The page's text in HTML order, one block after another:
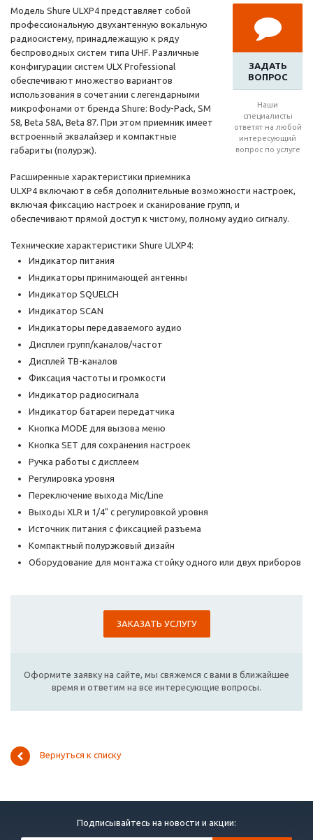
ЗАДАТЬ
ВОПРОС
Наши
специалисты
ответят на любой
интересующий
вопрос по услуге
Модель Shure ULXP4 представляет собой
профессиональную двухантенную вокальную
радиосистему, принадлежащую к ряду
беспроводных систем типа UHF. Различные
конфигурации систем ULX Professional
обеспечивают множество вариантов
использования в сочетании с легендарными
микрофонами от бренда Shure: Body-Pack, SM
58, Beta 58A, Beta 87. При этом приемник имеет
встроенный эквалайзер и компактные
габариты (полурэк).
Расширенные характеристики приемника
ULXP4 включают в себя дополнительные возможности настроек,
включая фиксацию настроек и сканирование групп, и
обеспечивают прямой доступ к чистому, полному аудио сигналу.
Технические характеристики Shure ULXP4:
Индикатор питания
Индикаторы принимающей антенны
Индикатор SQUELCH
Индикатор SCAN
Индикаторы передаваемого аудио
Дисплеи групп/каналов/частот
Дисплей ТВ-каналов
Фиксация частоты и громкости
Индикатор радиосигнала
Индикатор батареи передатчика
Кнопка MODE для вызова меню
Кнопка SET для сохранения настроек
Ручка работы с дисплеем
Регулировка уровня
Переключение выхода Mic/Line
Выходы XLR и 1/4" с регулировкой уровня
Источник питания с фиксацией разъема
Компактный полурэковый дизайн
Оборудование для монтажа стойку одного или двух приборов
ЗАКАЗАТЬ УСЛУГУ
Оформите заявку на сайте, мы свяжемся с вами в ближайшее
время и ответим на все интересующие вопросы.
Вернуться к списку
Подписывайтесь на новости и акции: